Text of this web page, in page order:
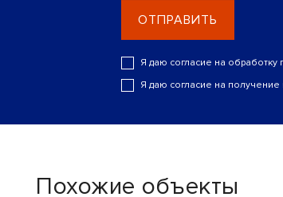
ОТПРАВИТЬ
Я даю согласие на обработку
Я даю согласие на
Похожие объекты